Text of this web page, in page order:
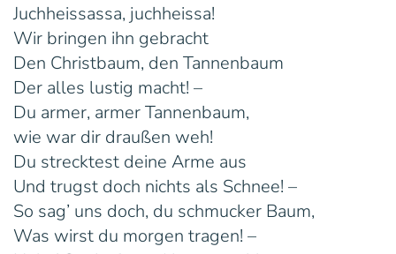
Juchheissassa, juchheissa!
Wir bringen ihn gebracht
Den Christbaum, den Tannenbaum
Der alles lustig macht! –
Du armer, armer Tannenbaum,
wie war dir draußen weh!
Du strecktest deine Arme aus
Und trugst doch nichts als Schnee! –
So sag’ uns doch, du schmucker Baum,
Was wirst du morgen tragen! –